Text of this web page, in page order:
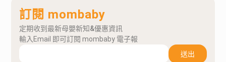
訂閱 mombaby
定期收到最新母嬰新知&優惠資訊
輸入Email 即可訂閱 mombaby 電子報
送出